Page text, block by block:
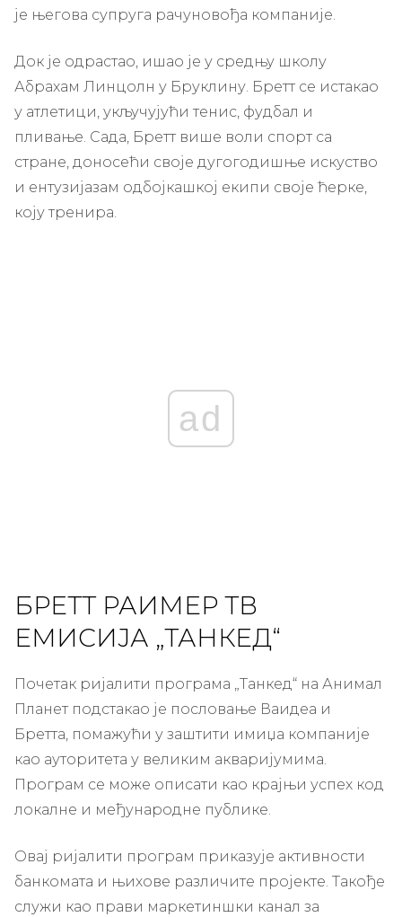
је његова супруга рачуновођа компаније.
Док је одрастао, ишао је у средњу школу
Абрахам Линцолн у Бруклину. Бретт се истакао
у атлетици, укључујући тенис, фудбал и
пливање. Сада, Бретт више воли спорт са
стране, доносећи своје дугогодишње искуство
и ентузијазам одбојкашкој екипи своје ћерке,
коју тренира.
ad
БРЕТТ РАИМЕР ТВ
ЕМИСИЈА „ТАНКЕД“
Почетак ријалити програма „Танкед“ на Анимал
Планет подстакао је пословање Ваидеа и
Бретта, помажући у заштити имиџа компаније
као ауторитета у великим акваријумима.
Програм се може описати као крајњи успех код
локалне и међународне публике.
Овај ријалити програм приказује активности
банкомата и њихове различите пројекте. Такође
служи као прави маркетиншки канал за